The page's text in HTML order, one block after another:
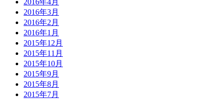
2016年3月
2016年2月
2016年1月
2015年12月
2015年11月
2015年10月
2015年9月
2015年8月
2015年7月